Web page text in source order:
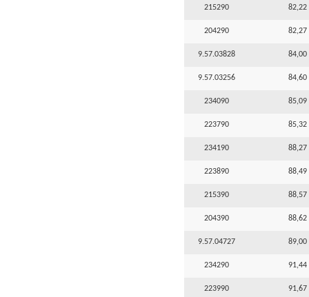
215290 82,22
204290 82,27
9.57.03828 84,00
9.57.03256 84,60
234090 85,09
223790 85,32
234190 88,27
223890 88,49
215390 88,57
204390 88,62
9.57.04727 89,00
234290 91,44
223990 91,67